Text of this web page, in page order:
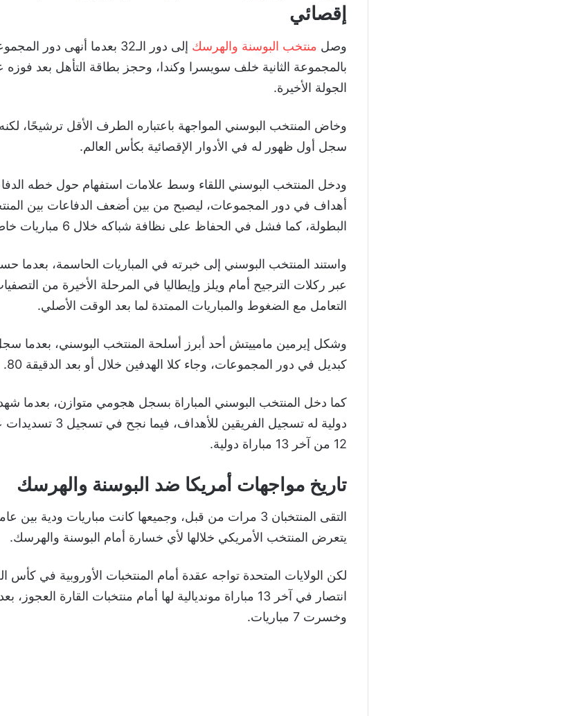
إقصائي
وصل منتخب البوسنة والهرسك
إلى دور الـ32 بعدما أنهى
الجولة الأخيرة.
وخاض المنتخب البوسني المواجهة باعتباره الطرف الأقل ترشيحًا، لكنه
سجل أول ظهور له في الأدوار الإقصائية بكأس العالم.
أهداف في دور المجموعات، ليصبح من بين أضعف الدفاعات بين
البطولة، كما فشل في الحفاظ على نظافة شباكه خلال 6 مباريات خاضها في تاريخ كأس العالم.
واستند المنتخب البوسني إلى خبرته في المباريات الحاسمة، بعدما
عبر ركلات الترجيح أمام ويلز وإيطاليا في المرحلة الأخيرة من
التعامل مع الضغوط والمباريات الممتدة لما بعد الوقت الأصلي.
وشكل إيرمين مامييتش أحد أبرز أسلحة المنتخب البوسني، بعدما
كبديل في دور المجموعات، وجاء كلا الهدفين خلال أو بعد الدقيقة 80.
دولية له تسجيل
12 من آخر 13 مباراة دولية.
تاريخ مواجهات أمريكا ضد البوسنة والهرسك
يتعرض المنتخب الأمريكي خلالها لأي خسارة أمام البوسنة والهرسك.
لكن الولايات المتحدة تواجه عقدة أمام المنتخبات الأوروبية في كأس
وخسرت 7 مباريات.